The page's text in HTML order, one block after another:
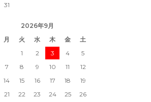
31
2026年9月
月 火 水 木 金
土
1
2 3 4
5
7 8 9 10 11
12
14 15 16 17 18
19
21 22 23 24 25
26